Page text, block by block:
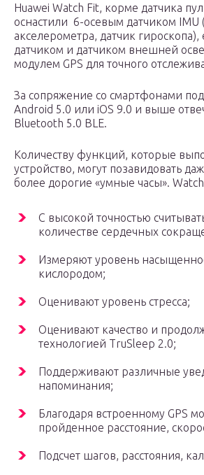
Huawei Watch Fit, корме датчика
оснастили 6-осевым датчиком IMU
акселерометра, датчик
датчиком и датчиком внешней
модулем GPS для точного
За сопряжение со смартфонами
Android 5.0 или iOS 9.0 и выше
Bluetooth 5.0 BLE.
Количеству функций, которые
устройство, могут позавидовать
более дорогие «умные часы».
С высокой точностью
количестве сердечных
Измеряют уровень
кислородом;
Оценивают уровень стресса;
Оценивают качество и
технологией TruSleep 2.0;
Поддерживают различные
напоминания;
Благодаря встроенному GPS
пройденное расстояние,
Подсчет шагов, расстояния,